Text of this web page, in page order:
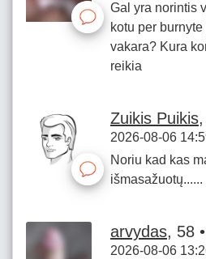
Gal yra norintis
kotu per
vakara? Kura
reikia
Zuikis Puikis
2026-08-06
Noriu kad kas
išmasažuotų......
arvydas, 58
2026-08-06